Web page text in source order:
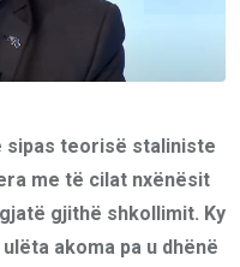
sipas teorisë staliniste
me të cilat nxënësit
gjithë shkollimit. Ky
akoma pa u dhënë